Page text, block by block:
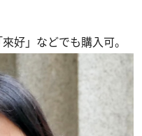
好」などでも購入可。